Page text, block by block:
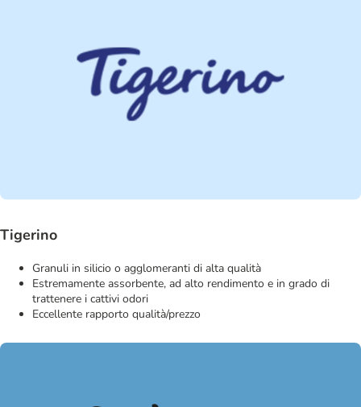
Tigerino
Granuli in silicio o agglomeranti di alta qualità
Estremamente assorbente, ad alto rendimento e in grado di
trattenere i cattivi odori
Eccellente rapporto qualità/prezzo